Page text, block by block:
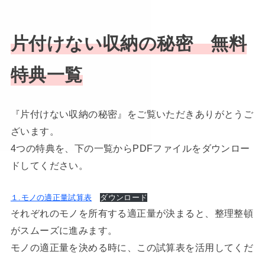
片付けない収納の秘密 無料
特典一覧
『片付けない収納の秘密』をご覧いただきありがとうご
ざいます。
4つの特典を、下の一覧からPDFファイルをダウンロー
ドしてください。
１.モノの適正量試算表 ダウンロード
それぞれのモノを所有する適正量が決まると、整理整頓
がスムーズに進みます。
モノの適正量を決める時に、この試算表を活用してくだ